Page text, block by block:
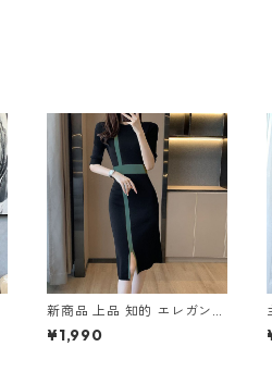
新商品 上品 知的 エレガント
切り替え ニットワンピース
m-266
¥1,990